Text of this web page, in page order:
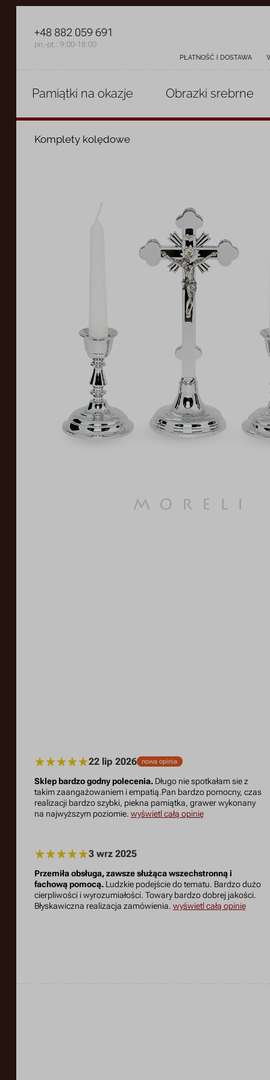
PŁATNOŚĆ I DOSTAWA
+48 882 059 691
pn.-pt.: 9:00-18:00
Pamiątki na okazje Obrazki srebrne
Komplety kolędowe
22 lip 2026 nowa opinia
Sklep bardzo godny polecenia.Długo nie spotkałam sie z
takim zaangażowaniem i empatią.Pan bardzo pomocny, czas
realizacji bardzo szybki, piekna pamiątka, grawer wykonany
na najwyższym poziomie. wyświetl całą opinię
3 wrz 2025
Przemiła obsługa, zawsze służąca wszechstronną i
fachową pomocą.Ludzkie podejście do tematu. Bardzo dużo
cierpliwości i wyrozumiałości. Towary bardzo dobrej jakości.
Błyskawiczna realizacja zamówienia. wyświetl całą opinię